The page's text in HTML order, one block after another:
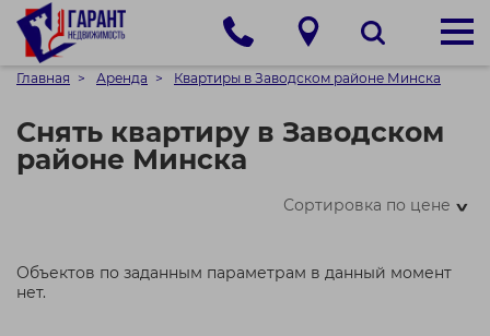
Главная Аренда Квартиры в Заводском районе Минска
Снять квартиру в Заводском
районе Минска
Сортировка по цене>
Объектов по заданным параметрам в данный момент
нет.